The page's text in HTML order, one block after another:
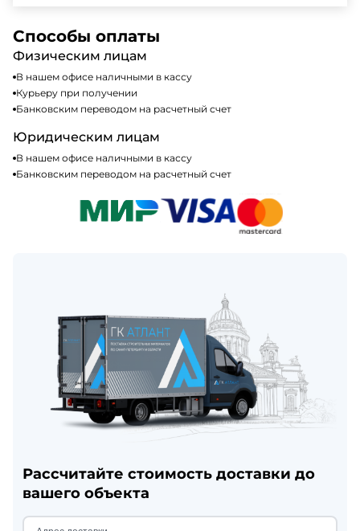
налогообложения, т.е с НДС 20%
Способы оплаты
Физическим лицам
В нашем офисе наличными в кассу
Курьеру при получении
Банковским переводом на расчетный счет
Юридическим лицам
В нашем офисе наличными в кассу
Банковским переводом на расчетный счет
Рассчитайте стоимость доставки до
вашего объекта